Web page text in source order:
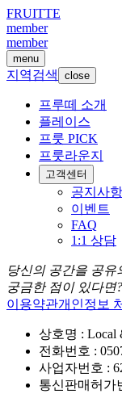
FRUITTE
member
member
menu
지역검색 close
프루떼 소개
플레이스
프룻 PICK
프룻라운지
고객센터
공지사항
이벤트
FAQ
1:1 상담
당신의 공간을 공유
궁금한 점이 있다면?
이용약관개인정보
상호명 : Local
전화번호 :
사업자번호 :
통신판매허가